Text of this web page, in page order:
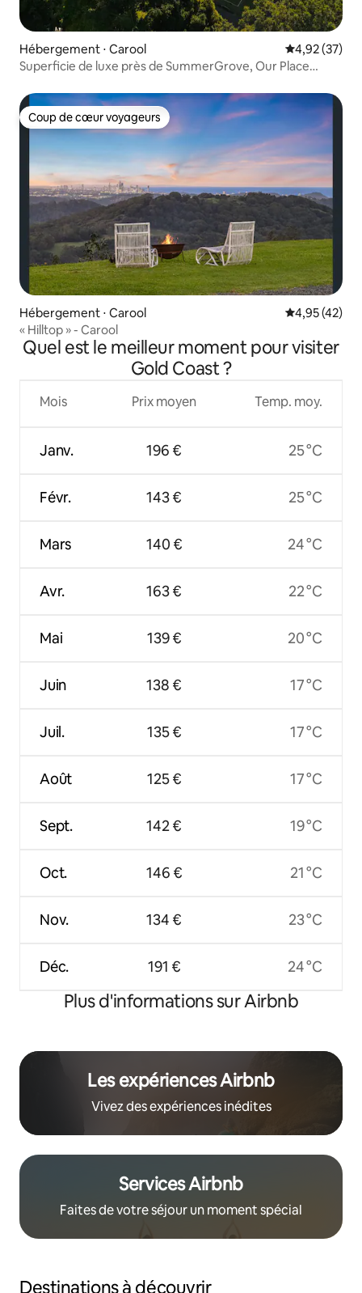
Hébergement ⋅ Carool Évaluation
4,92 (37)
Superficie de luxe près de SummerGrove, Our Place
Coup de cœur voyageurs
Coup de cœur voyageurs
Hébergement ⋅ Carool Évaluation
4,95 (42)
« Hilltop » - Carool
Quel est le meilleur moment pour visiter
Gold Coast ?
Mois
Janv.
Févr.
Mars
Avr.
Mai
Juin
Juil.
Août
Sept.
Oct.
Nov.
Déc.
Prix moyen
196 €
143 €
140 €
163 €
139 €
138 €
135 €
125 €
142 €
146 €
134 €
191 €
Temp. moy.
25 °C
25 °C
24 °C
22 °C
20 °C
17 °C
17 °C
17 °C
19 °C
21 °C
23 °C
24 °C
Plus d'informations sur Airbnb
Les expériences Airbnb
Vivez des expériences inédites
Services Airbnb
Faites de votre séjour un moment spécial
Destinations à découvrir